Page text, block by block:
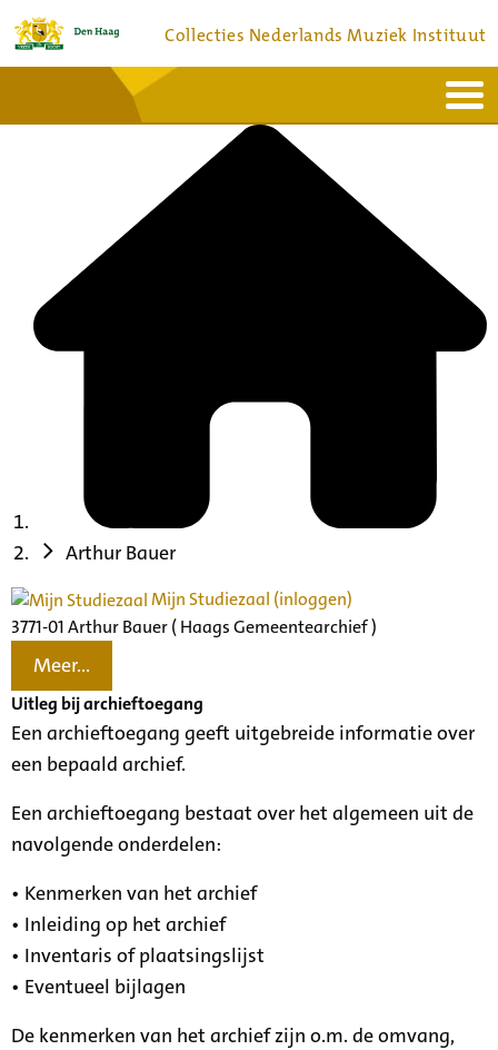
Collecties Nederlands Muziek Instituut
Bronnen en collecties
Arthur Bauer
Mijn Studiezaal (inloggen)
3771-01 Arthur Bauer ( Haags Gemeentearchief )
Meer...
Uitleg bij archieftoegang
Een archieftoegang geeft uitgebreide informatie over
een bepaald archief.
Een archieftoegang bestaat over het algemeen uit de
navolgende onderdelen:
• Kenmerken van het archief
• Inleiding op het archief
• Inventaris of plaatsingslijst
• Eventueel bijlagen
De kenmerken van het archief zijn o.m. de omvang,